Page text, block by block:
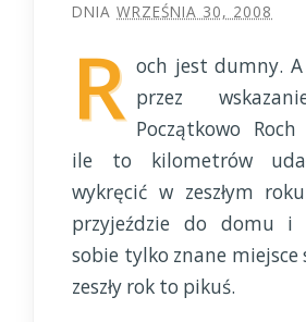
DNIA WRZEŚNIA 30, 2008
R och jest dumny.
przez
Początkowo
ile to kilometrów
wykręcić w zeszłym
przyjeździe do domu i
sobie tylko znane miejsce
zeszły rok to pikuś.